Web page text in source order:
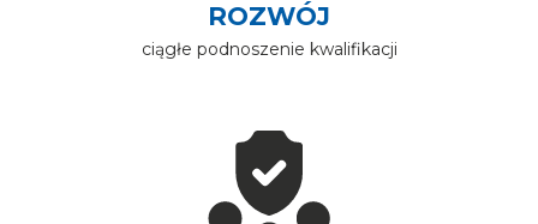
ROZWÓJ
ciągłe podnoszenie kwalifikacji